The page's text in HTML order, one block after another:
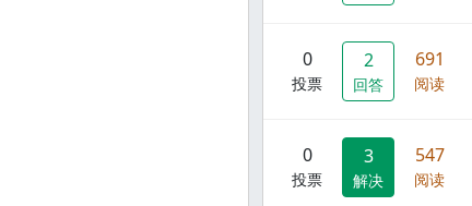
0
投票
2
回答
691
阅读
0
投票
3
解决
547
阅读